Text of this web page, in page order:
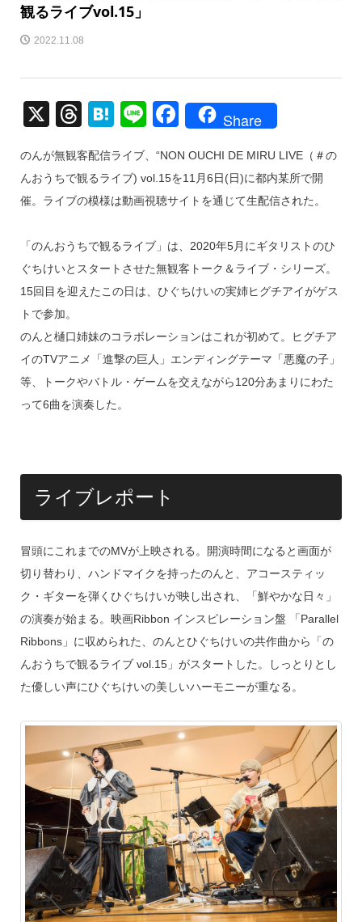
観るライブvol.15」
2022.11.08
X
T
e
a
s
H
e
n
Li
e
F
c
e
o
o
k
Share
のんが無観客配信ライブ、“NON OUCHI DE MIRU LIVE（＃の
んおうちで観るライブ) vol.15を11月6日(日)に都内某所で開
催。ライブの模様は動画視聴サイトを通じて生配信された。
「のんおうちで観るライブ」は、2020年5月にギタリストのひ
ぐちけいとスタートさせた無観客トーク＆ライブ・シリーズ。
15回目を迎えたこの日は、ひぐちけいの実姉ヒグチアイがゲス
トで参加。
のんと樋口姉妹のコラボレーションはこれが初めて。ヒグチア
イのTVアニメ「進撃の巨人」エンディングテーマ「悪魔の子」
等、トークやバトル・ゲームを交えながら120分あまりにわた
って6曲を演奏した。
ライブレポート
冒頭にこれまでのMVが上映される。開演時間になると画面が
切り替わり、ハンドマイクを持ったのんと、アコースティッ
ク・ギターを弾くひぐちけいが映し出され、「鮮やかな日々」
の演奏が始まる。映画Ribbon インスピレーション盤 「Parallel
Ribbons」に収められた、のんとひぐちけいの共作曲から「の
んおうちで観るライブ vol.15」がスタートした。しっとりとし
た優しい声にひぐちけいの美しいハーモニーが重なる。